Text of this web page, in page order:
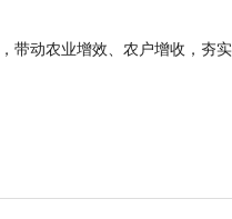
带动农业增效、农户增收，夯